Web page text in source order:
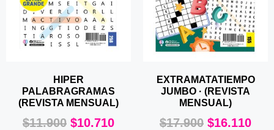
HIPER
PALABRAGRAMAS
(REVISTA MENSUAL)
$11.900 $10.710
EXTRAMATATIEMPO
JUMBO · (REVISTA
MENSUAL)
$17.900 $16.110